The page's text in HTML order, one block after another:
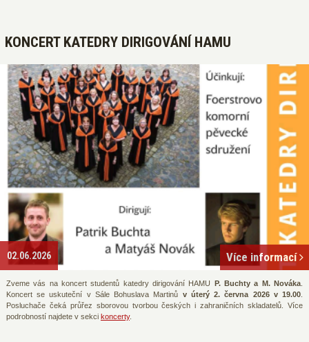
KONCERT KATEDRY DIRIGOVÁNÍ HAMU
02.06.2026 Více informací
Zveme vás na koncert studentů katedry dirigování HAMU P. Buchty a M. Nováka
Koncert se uskuteční v Sále Bohuslava Martinů v úterý 2. června 2026 v 19.00
Posluchače čeká průřez sborovou tvorbou českých i zahraničních skladatelů. Více
podrobností najdete v sekci koncerty.